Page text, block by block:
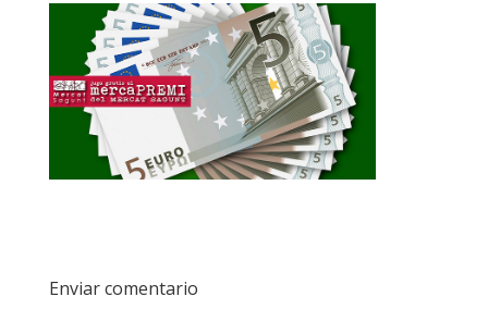
Enviar comentario